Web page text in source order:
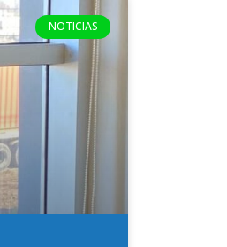
NOTICIAS